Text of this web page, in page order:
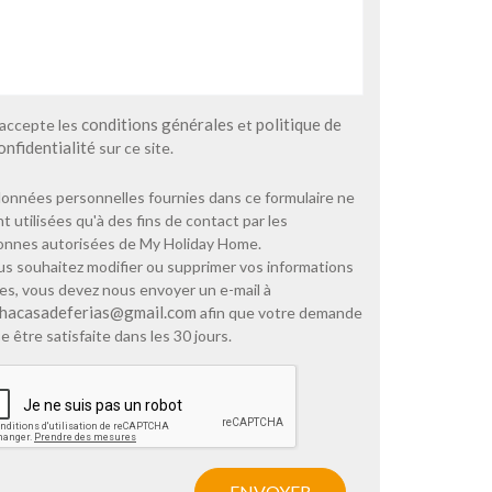
les conditions générales et politique de
sur ce site.
personnelles fournies dans ce formulaire ne
utilisées qu'à des fins de contact par les
autorisées de My Holiday Home.
souhaitez modifier ou supprimer vos informations
vous devez nous envoyer un e-mail à
afin que votre demande
être satisfaite dans les 30 jours.